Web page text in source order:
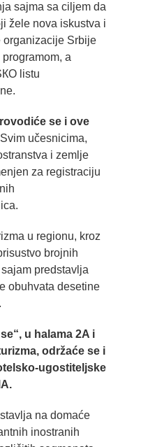
sajma sa ciljem da
žele nova iskustva i
organizacije Srbije
a
listu
se i ove
Svim učesnicima,
i zemlje
za registraciju
u regionu, kroz
brojnih
predstavlja
obuhvata desetine
u halama 2A i
održaće se i
ugostiteljske
na domaće
inostranih